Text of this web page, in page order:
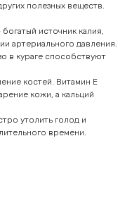
полезных веществ.
источник калия,
артериального давления.
в кураге способствуют
костей. Витамин E
кожи, а кальций
утолить голод и
времени.